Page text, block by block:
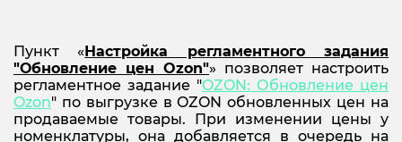
Пункт «Настройка регламентного задания
"Обновление цен Ozon"» позволяет настроить
регламентное задание "OZON: Обновление цен
Ozon" по выгрузке в OZON обновленных цен на
продаваемые товары. При изменении цены у
номенклатуры, она добавляется в очередь на